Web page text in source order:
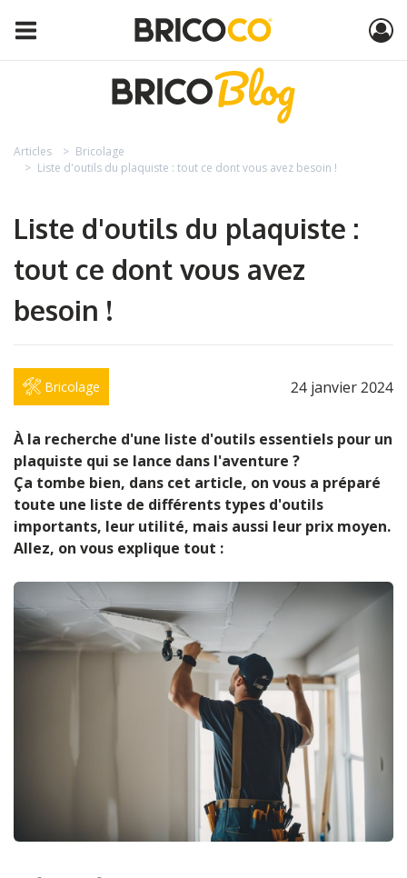
Articles
Bricolage
Liste d'outils du plaquiste : tout ce dont vous avez besoin !
Liste d'outils du plaquiste :
tout ce dont vous avez
besoin !
Bricolage 24 janvier 2024
À la recherche d'une liste d'outils essentiels pour un
plaquiste qui se lance dans l'aventure ?
Ça tombe bien, dans cet article, on vous a préparé
toute une liste de différents types d'outils
importants, leur utilité, mais aussi leur prix moyen.
Allez, on vous explique tout :